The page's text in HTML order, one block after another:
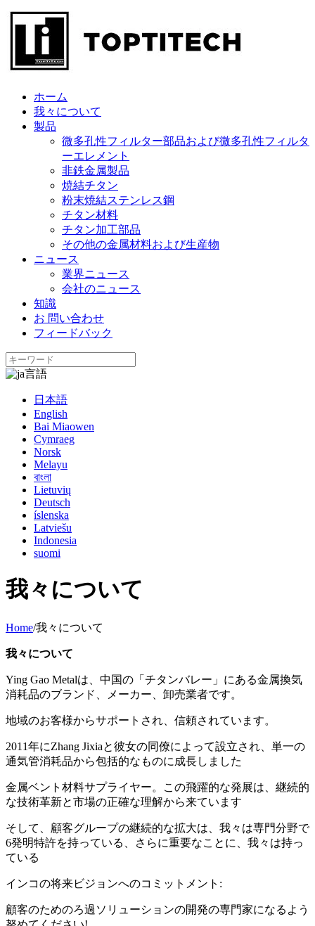
ホーム
我々について
製品
微多孔性フィルター部品および微多孔性フィルタ
ーエレメント
非鉄金属製品
焼結チタン
粉末焼結ステンレス鋼
チタン材料
チタン加工部品
その他の金属材料および生産物
ニュース
業界ニュース
会社のニュース
知識
お 問い合わせ
フィードバック
言語
日本語
English
Bai Miaowen
Cymraeg
Norsk
Melayu
বাংলা
Lietuvių
Deutsch
íslenska
Latviešu
Indonesia
suomi
我々について
Home/我々について
我々について
Ying Gao Metalは、中国の「チタンバレー」にある金属換気
消耗品のブランド、メーカー、卸売業者です。
地域のお客様からサポートされ、信頼されています。
2011年にZhang Jixiaと彼女の同僚によって設立され、単一の
通気管消耗品から包括的なものに成長しました
金属ベント材料サプライヤー。この飛躍的な発展は、継続的
な技術革新と市場の正確な理解から来ています
そして、顧客グループの継続的な拡大は、我々は専門分野で
6発明特許を持っている、さらに重要なことに、我々は持っ
ている
インコの将来ビジョンへのコミットメント:
顧客のためのろ過ソリューションの開発の専門家になるよう